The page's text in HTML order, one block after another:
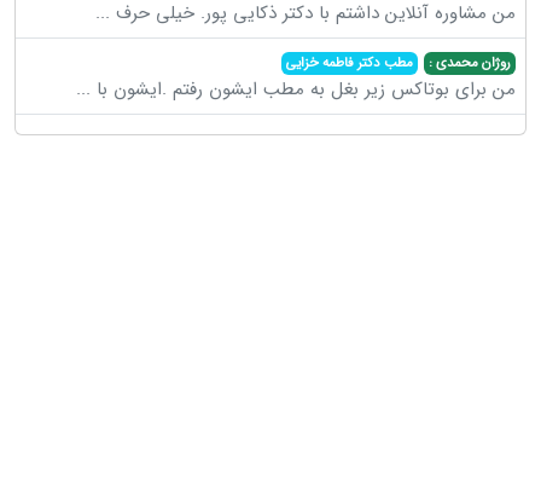
من مشاوره آنلاین داشتم با دکتر ذکایی پور. خیلی حرف ...
روژان محمدی : مطب دکتر فاطمه خزایی
من برای بوتاکس زیر بغل به مطب ایشون رفتم .ایشون با ...